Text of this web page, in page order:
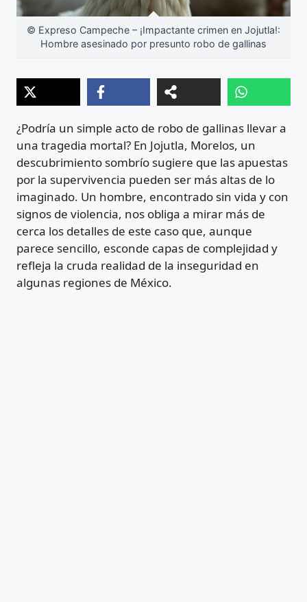
© Expreso Campeche – ¡Impactante crimen en Jojutla!:
Hombre asesinado por presunto robo de gallinas
¿Podría un simple acto de robo de gallinas llevar a
una tragedia mortal? En Jojutla, Morelos, un
descubrimiento sombrío sugiere que las apuestas
por la supervivencia pueden ser más altas de lo
imaginado. Un hombre, encontrado sin vida y con
signos de violencia, nos obliga a mirar más de
cerca los detalles de este caso que, aunque
parece sencillo, esconde capas de complejidad y
refleja la cruda realidad de la inseguridad en
algunas regiones de México.